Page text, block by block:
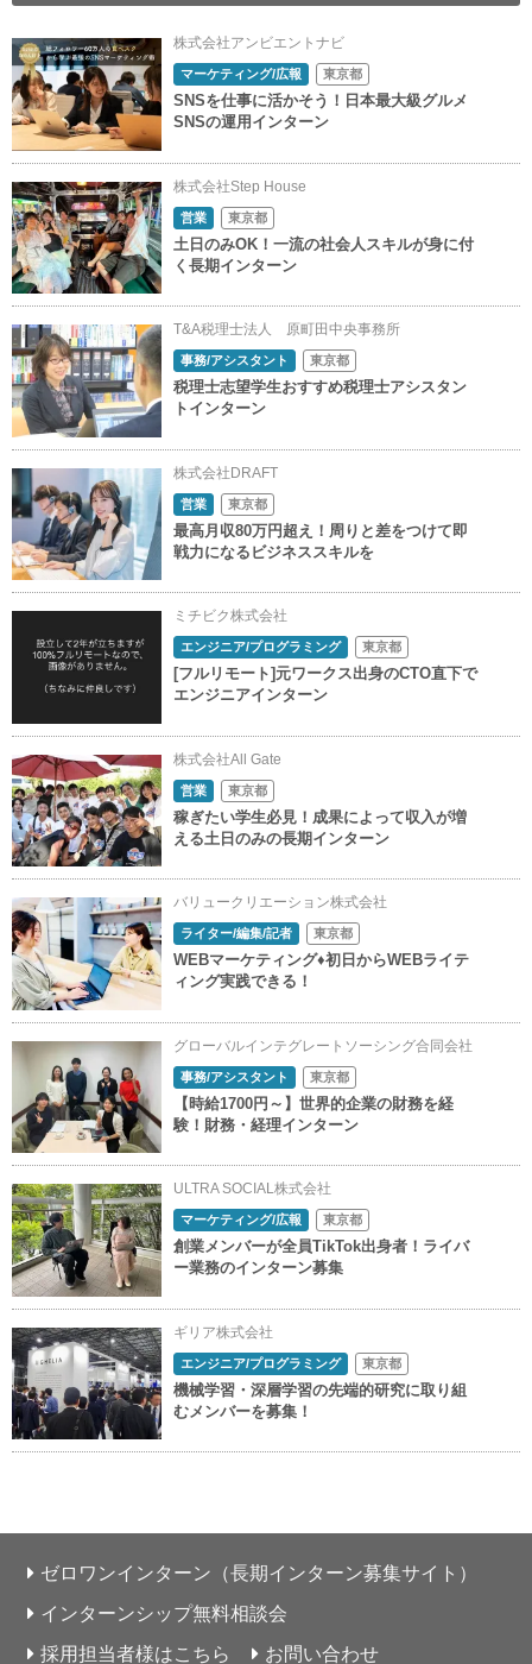
株式会社アンビエントナビ
マーケティング/広報 東京都
SNSを仕事に活かそう！日本最大級グルメ
SNSの運用インターン
株式会社Step House
営業 東京都
土日のみOK！一流の社会人スキルが身に付
く長期インターン
T&A税理士法人 原町田中央事務所
事務/アシスタント 東京都
税理士志望学生おすすめ税理士アシスタン
トインターン
株式会社DRAFT
営業 東京都
最高月収80万円超え！周りと差をつけて即
戦力になるビジネススキルを
ミチビク株式会社
エンジニア/プログラミング 東京都
[フルリモート]元ワークス出身のCTO直下で
エンジニアインターン
株式会社All Gate
営業 東京都
稼ぎたい学生必見！成果によって収入が増
える土日のみの長期インターン
バリュークリエーション株式会社
ライター/編集/記者 東京都
WEBマーケティング♦初日からWEBライテ
ィング実践できる！
グローバルインテグレートソーシング合同会社
事務/アシスタント 東京都
【時給1700円～】世界的企業の財務を経
験！財務・経理インターン
ULTRA SOCIAL株式会社
マーケティング/広報 東京都
創業メンバーが全員TikTok出身者！ライバ
ー業務のインターン募集
ギリア株式会社
エンジニア/プログラミング 東京都
機械学習・深層学習の先端的研究に取り組
むメンバーを募集！
ゼロワンインターン（長期インターン募集サイト）
インターンシップ無料相談会
採用担当者様はこちら
お問い合わせ